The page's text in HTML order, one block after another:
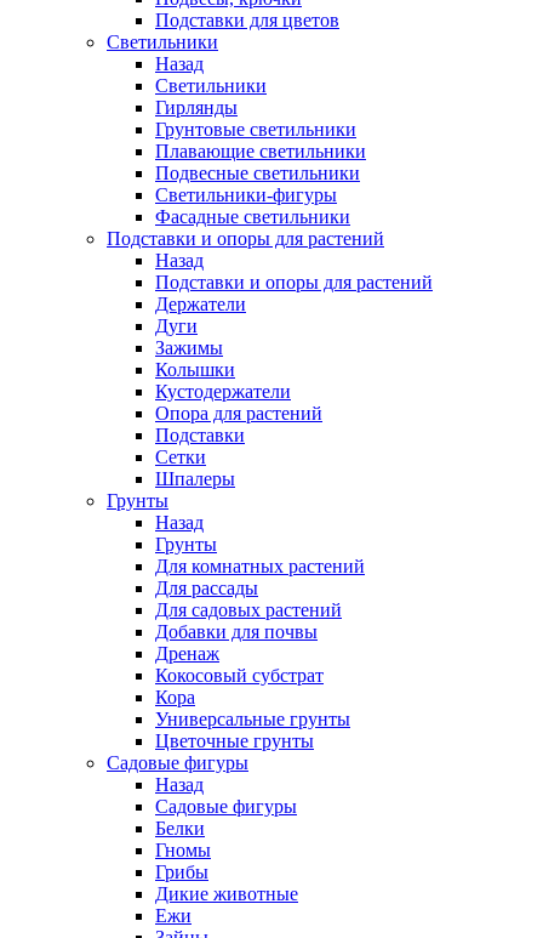
Подставки для цветов
Светильники
Назад
Светильники
Гирлянды
Грунтовые светильники
Плавающие светильники
Подвесные светильники
Светильники-фигуры
Фасадные светильники
Подставки и опоры для растений
Назад
Подставки и опоры для растений
Держатели
Дуги
Зажимы
Колышки
Кустодержатели
Опора для растений
Подставки
Сетки
Шпалеры
Грунты
Назад
Грунты
Для комнатных растений
Для рассады
Для садовых растений
Добавки для почвы
Дренаж
Кокосовый субстрат
Кора
Универсальные грунты
Цветочные грунты
Садовые фигуры
Назад
Садовые фигуры
Белки
Гномы
Грибы
Дикие животные
Ежи